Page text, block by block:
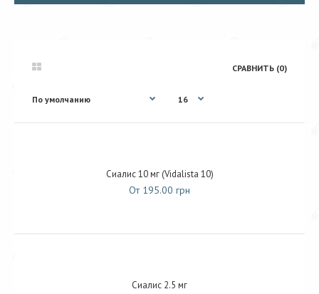
СРАВНИТЬ (0)
Сиалис 10 мг (Vidalista 10)
От 195.00 грн
Сиалис 2.5 мг